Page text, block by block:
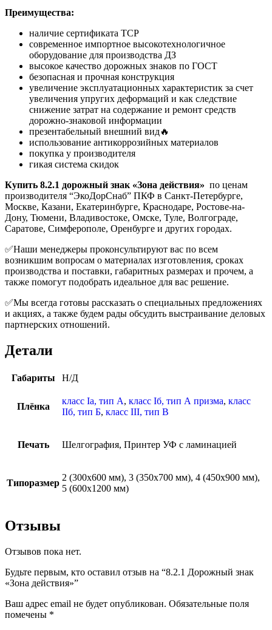
Преимущества:
наличие сертификата ТСР
современное импортное высокотехнологичное
оборудование для производства ДЗ
высокое качество дорожных знаков по ГОСТ
безопасная и прочная конструкция
увеличение эксплуатационных характеристик за счет
увеличения упругих деформаций и как следствие
снижение затрат на содержание и ремонт средств
дорожно-знаковой информации
презентабельный внешний вид🔥
использование антикоррозийных материалов
покупка у производителя
гикая система скидок
Купить 8.2.1 дорожный знак «Зона действия» по ценам
производителя “ЭкоДорСнаб” ПКФ в Санкт-Петербурге,
Москве, Казани, Екатеринбурге, Краснодаре, Ростове-на-
Дону, Тюмени, Владивостоке, Омске, Туле, Волгограде,
Саратове, Симферополе, Оренбурге и других городах.
✅Наши менеджеры проконсультируют вас по всем
возникшим вопросам о материалах изготовления, сроках
производства и поставки, габаритных размерах и прочем, а
также помогут подобрать идеальное для вас решение.
✅Мы всегда готовы рассказать о специальных предложениях
и акциях, а также будем рады обсудить выстраивание деловых
партнерских отношений.
Детали
Габариты Н/Д
Плёнка
класс Iа, тип А, класс Iб, тип А призма, класс
IIб, тип Б, класс III, тип В
Печать Шелгография, Принтер УФ с ламинацией
Типоразмер
2 (300х600 мм), 3 (350х700 мм), 4 (450х900 мм),
5 (600х1200 мм)
Отзывы
Отзывов пока нет.
Будьте первым, кто оставил отзыв на “8.2.1 Дорожный знак
«Зона действия»”
Ваш адрес email не будет опубликован. Обязательные поля
помечены *